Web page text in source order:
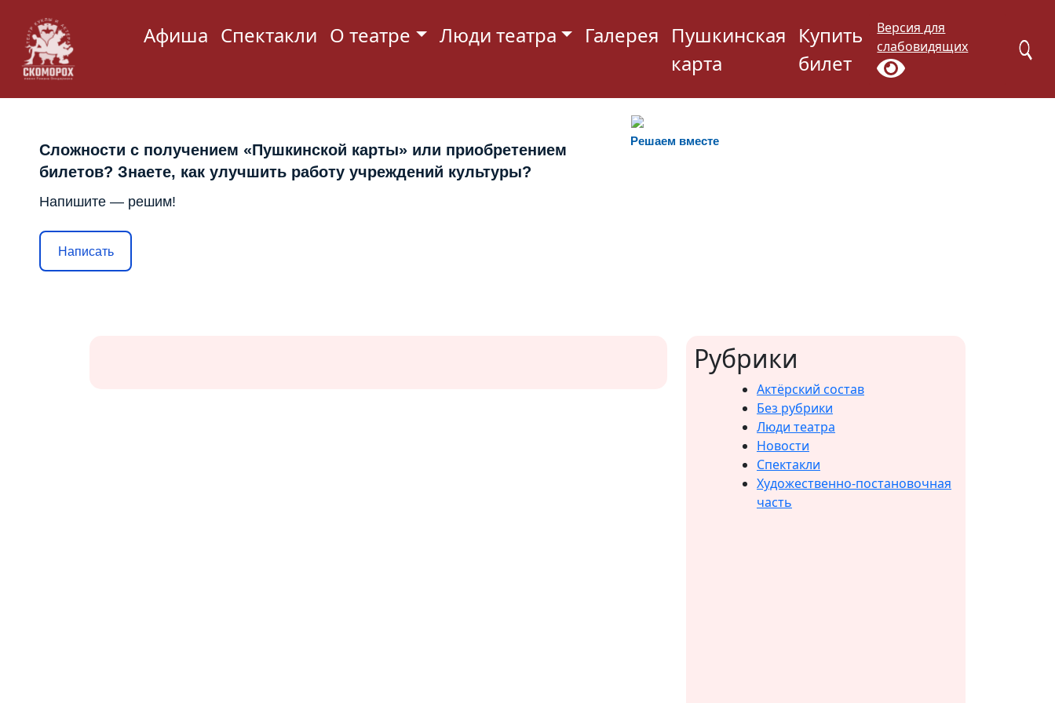
Афиша Спектакли О театре Люди театра Галерея Пушкинская
карта
Купить
билет
Версия для
слабовидящих
Решаем вместе
Сложности с получением «Пушкинской карты» или приобретением
билетов? Знаете, как улучшить работу учреждений культуры?
Напишите — решим!
Написать
Рубрики
Актёрский состав
Без рубрики
Люди театра
Новости
Спектакли
Художественно-постановочная
часть